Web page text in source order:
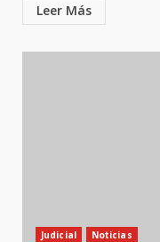
Leer Más
Judicial Noticias